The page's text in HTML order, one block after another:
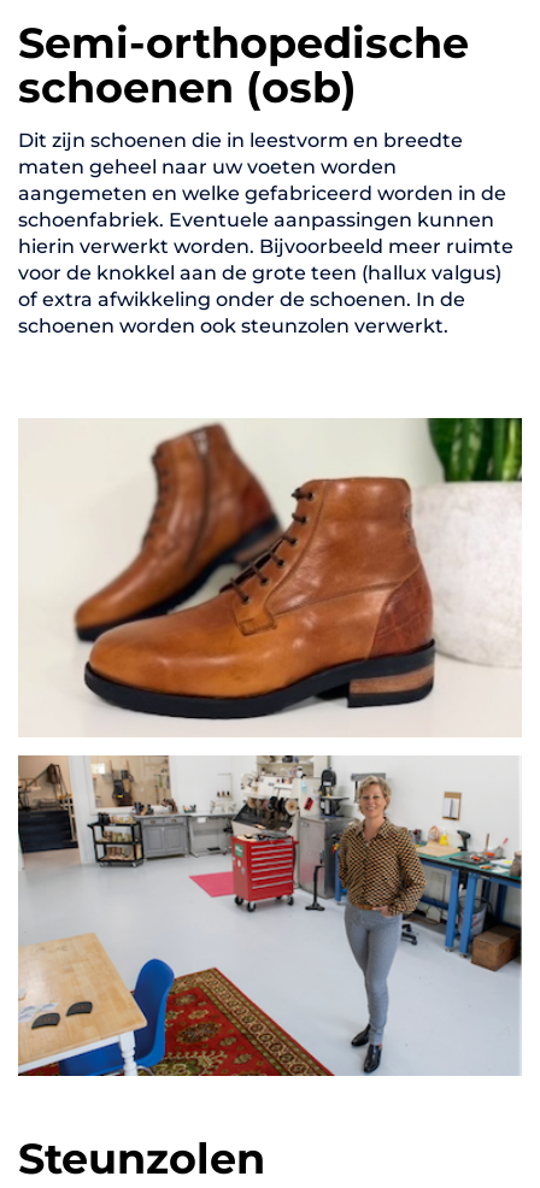
Semi-orthopedische
schoenen (osb)
Dit zijn schoenen die in leestvorm en breedte
maten geheel naar uw voeten worden
aangemeten en welke gefabriceerd worden in de
schoenfabriek. Eventuele aanpassingen kunnen
hierin verwerkt worden. Bijvoorbeeld meer ruimte
voor de knokkel aan de grote teen (hallux valgus)
of extra afwikkeling onder de schoenen. In de
schoenen worden ook steunzolen verwerkt.
Steunzolen